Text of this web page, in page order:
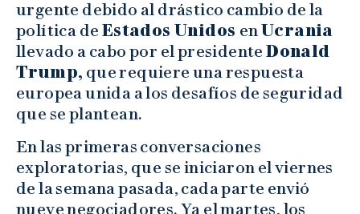
urgente debido al drástico cambio de la
política de Estados Unidos enUcrania
llevado a cabo por el presidenteDonald
Trump, que requiere una respuesta
europea unida a los desafíos de seguridad
que se plantean.
En las primeras conversaciones
exploratorias, que se iniciaron el viernes
de la semana pasada, cada parte envió
nueve negociadores. Ya el martes, los